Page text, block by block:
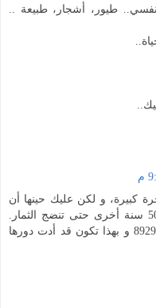
طيور، أشجار، طبيعة ..
كبيرة، و لكن عليك حينها أن
تنتظرها لحين 4070 حتى تُثمر و 50 سنة أخرى حتى تنضج الثمار.
سينتهي عمر النبتة مع حلول عام 8929 و بهذا تكون قد أدت دورها